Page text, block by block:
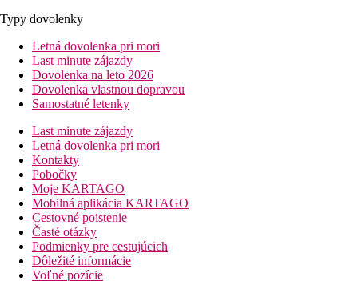
Typy dovolenky
Letná dovolenka pri mori
Last minute zájazdy
Dovolenka na leto 2026
Dovolenka vlastnou dopravou
Samostatné letenky
Last minute zájazdy
Letná dovolenka pri mori
Kontakty
Pobočky
Moje KARTAGO
Mobilná aplikácia KARTAGO
Cestovné poistenie
Časté otázky
Podmienky pre cestujúcich
Dôležité informácie
Voľné pozície